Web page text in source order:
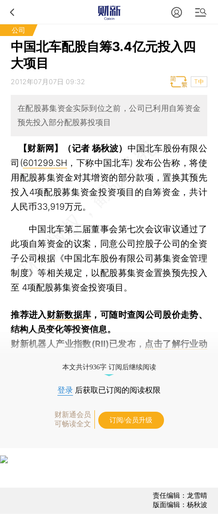
公司
中国北车配股自筹3.4亿元投入四
大项目
2012年07月07日 09:32 T中
在配股募集资金实际到位之前，公司已利用自筹资金
预先投入部分配股募投项目
【财新网】（记者 杨秋波） 中国北车股份有限公
司(601299.SH ，下称中国北车) 发布公告称，将使
用配股募集资金对其增资的部分款项，置换其预先
投入4项配股募集资金投资项目的自筹资金，共计
人民币33,919万元。
中国北车第二届董事会第七次会议审议通过了
此项自筹资金的议案，同意公司控股子公司的全资
子公司根据《中国北车股份有限公司募集资金管理
制度》等相关规定，以配股募集资金置换预先投入
至 4项配股募集资金投资项目。
推荐进入财新数据库 ，可随时查阅公司股价走势、
结构人员变化等投资信息。
财新机器人产业指数(RII)已发布， 点击了解行业动
本文共计936字 订阅后继续阅读
登录 后获取已订阅的阅读权限
财新通会员
可畅读全文
订阅/会员升级
责任编辑：龙雪晴
版面编辑：杨秋波